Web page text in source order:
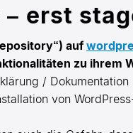
erst
auf
zu ihrem
/
von